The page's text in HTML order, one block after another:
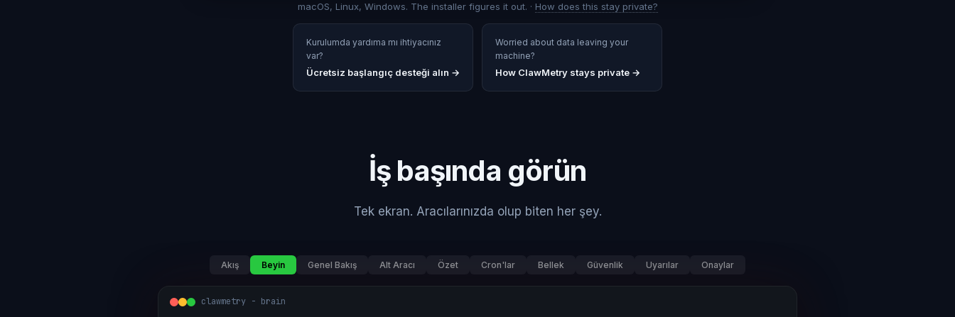
macOS, Linux, Windows. The installer figures it out. · How does this stay private?
Kurulumda yardıma mı ihtiyacınız
var?
Ücretsiz başlangıç desteği alın →
Worried about data leaving your
machine?
How ClawMetry stays private →
İş başında görün
Tek ekran. Aracılarınızda olup biten her şey.
Akış Beyin Genel Bakış Alt Aracı Özet Cron'lar Bellek Güvenlik Uyarılar Onaylar
clawmetry - brain